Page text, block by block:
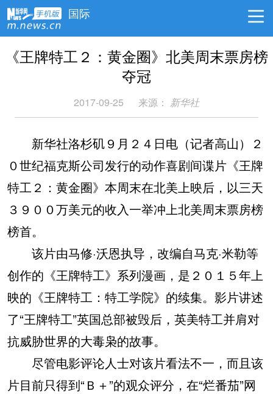
国际
《王牌特工２：黄金圈》北美周末票房榜
夺冠
2017-09-25 来源： 新华社
新华社洛杉矶９月２４日电（记者高山）２
０世纪福克斯公司发行的动作喜剧间谍片《王牌
特工２：黄金圈》本周末在北美上映后，以三天
３９００万美元的收入一举冲上北美周末票房榜
榜首。
该片由马修·沃恩执导，改编自马克·米勒等
创作的《王牌特工》系列漫画，是２０１５年上
映的《王牌特工：特工学院》的续集。影片讲述
了“王牌特工”英国总部被毁后，英美特工并肩对
抗威胁世界的大毒枭的故事。
尽管电影评论人士对该片看法不一，而且该
片目前只得到“Ｂ＋”的观众评分，在“烂番茄”网